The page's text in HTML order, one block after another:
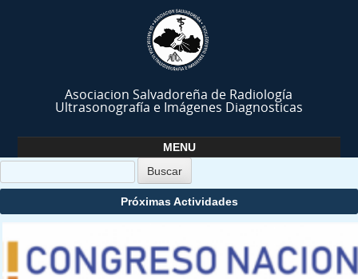
Asociacion Salvadoreña de Radiología
Ultrasonografía e Imágenes Diagnosticas
MENU
Skip to content
Próximas Actividades